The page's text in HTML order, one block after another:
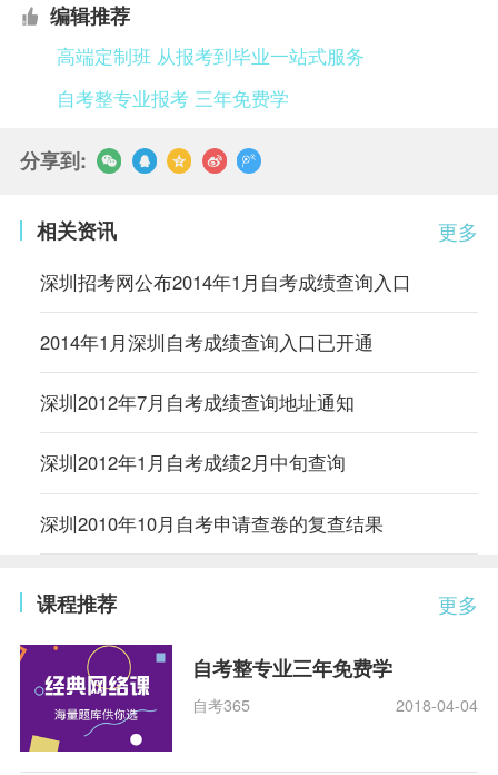
编辑推荐
高端定制班 从报考到毕业一站式服务
自考整专业报考 三年免费学
分享到:
更多
相关资讯
深圳招考网公布2014年1月自考成绩查询入口
2014年1月深圳自考成绩查询入口已开通
深圳2012年7月自考成绩查询地址通知
深圳2012年1月自考成绩2月中旬查询
深圳2010年10月自考申请查卷的复查结果
更多
课程推荐
自考整专业三年免费学
自考365 2018-04-04